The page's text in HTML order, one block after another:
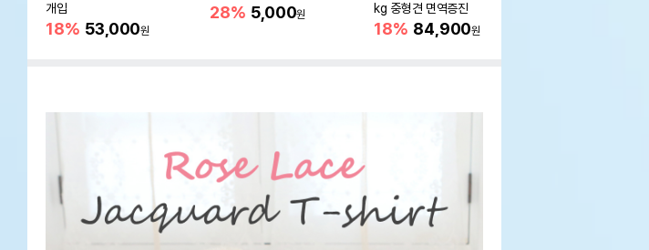
개입
18% 53,000원
28% 5,000원
kg 중형견 면역증진
18% 84,900원